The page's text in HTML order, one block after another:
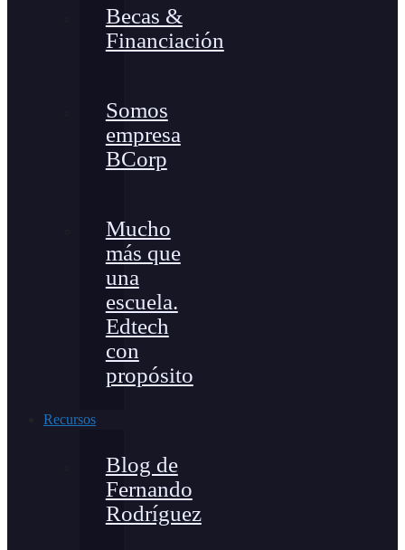
Becas &
Financiación
Somos
empresa
BCorp
Mucho
más que
una
escuela.
Edtech
con
propósito
Recursos
Blog de
Fernando
Rodríguez